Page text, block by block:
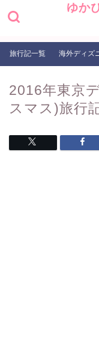
ゆか
旅行記一覧 海外ディズ
2016年東京
スマス)旅行